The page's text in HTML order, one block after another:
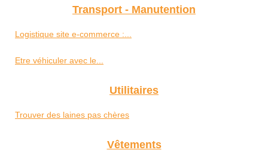
Transport - Manutention
Logistique site e-commerce :...
Etre véhiculer avec le...
Utilitaires
Trouver des laines pas chères
Vêtements